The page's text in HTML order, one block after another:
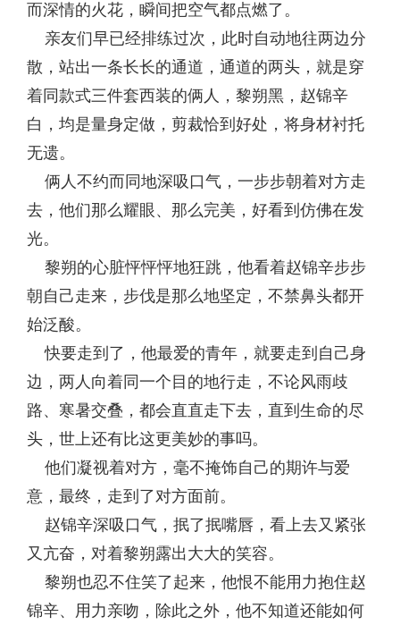
而深情的火花，瞬间把空气都点燃了。
亲友们早已经排练过次，此时自动地往两边分
散，站出一条长长的通道，通道的两头，就是穿
着同款式三件套西装的俩人，黎朔黑，赵锦辛
白，均是量身定做，剪裁恰到好处，将身材衬托
无遗。
俩人不约而同地深吸口气，一步步朝着对方走
去，他们那么耀眼、那么完美，好看到仿佛在发
光。
黎朔的心脏怦怦怦地狂跳，他看着赵锦辛步步
朝自己走来，步伐是那么地坚定，不禁鼻头都开
始泛酸。
快要走到了，他最爱的青年，就要走到自己身
边，两人向着同一个目的地行走，不论风雨歧
路、寒暑交叠，都会直直走下去，直到生命的尽
头，世上还有比这更美妙的事吗。
他们凝视着对方，毫不掩饰自己的期许与爱
意，最终，走到了对方面前。
赵锦辛深吸口气，抿了抿嘴唇，看上去又紧张
又亢奋，对着黎朔露出大大的笑容。
黎朔也忍不住笑了起来，他恨不能用力抱住赵
锦辛、用力亲吻，除此之外，他不知道还能如何